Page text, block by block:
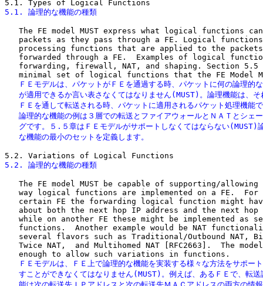
5.1. 論理的な機能の種類
The FE model MUST express what logical functions
packets as they pass through a FE. Logical
processing functions that are applied to the
forwarded through a FE.  Examples of logical
forwarding, firewall, NAT, and shaping. Section 5.5
ＦＥモデルは、パケットがＦＥを通過する時、パケットに何の論理的
が適用できるか言い表さなくてはなりません(MUST)。論理機能は、そ
ＦＥを通して転送される時、パケットに適用されるパケット処理機能
論理的な機能の例は３層での転送とファイアウォールとＮＡＴとシェ
グです。５.５章はＦＥモデルがサポートしなくてはならない(MUST)
   な機能の最小のセットを定義します。
5.2. 論理的な機能の種類
The FE model MUST be capable of supporting/allowing
way logical functions are implemented on a FE.  For
certain FE the forwarding logical function might
about both the next hop IP address and the next hop
while on another FE these might be implemented as
functions.  Another example would be NAT
several flavors such as Traditional/Outbound NAT,
Twice NAT,  and Multihomed NAT [RFC2663].  The
ＦＥモデルは、ＦＥ上で論理的な機能を実装する様々な方法をサポー
すことができなくてはなりません(MUST)。例えば、あるＦＥで、転送